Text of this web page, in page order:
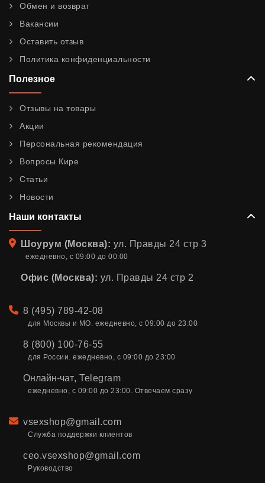
Обмен и возврат
Вакансии
Оставить отзыв
Политика конфиденциальности
Полезное
Отзывы на товары
Акции
Персональная рекомендация
Вопросы Кире
Статьи
Новости
Наши контакты
Адрес
Шоурум (Москва): ул. Правды 24 стр 3
ежедневно, с 09:00 до 00:00
Офис (Москва): ул. Правды 24 стр 2
Телефон
8 (495) 789-42-08
для Москвы и МО. ежедневно, с 09:00 до 23:00
8 (800) 100-76-55
для России. ежедневно, с 09:00 до 23:00
Онлайн-чат, Telegram
ежедневно, с 09:00 до 23:00. Отвечаем сразу
Email
vsexshop@gmail.com
Служба поддержки клиентов
ceo.vsexshop@gmail.com
Руководство